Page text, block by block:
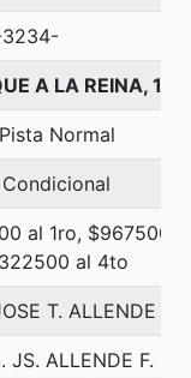
A LA REINA,
Pista Normal
Condicional
al 1ro, $967500
al 4to
T. ALLENDE F.
JS. ALLENDE F.